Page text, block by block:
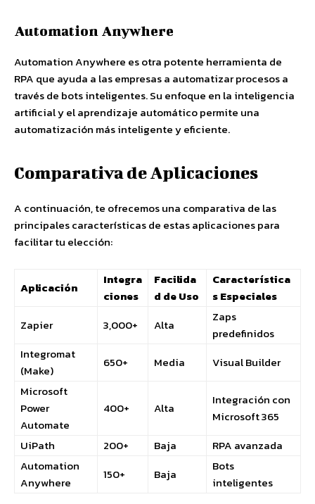
Automation Anywhere
Automation Anywhere es otra potente herramienta de
RPA que ayuda a las empresas a automatizar procesos a
través de bots inteligentes. Su enfoque en la inteligencia
artificial y el aprendizaje automático permite una
automatización más inteligente y eficiente.
Comparativa de Aplicaciones
A continuación, te ofrecemos una comparativa de las
principales características de estas aplicaciones para
facilitar tu elección:
Aplicación
Integra
ciones
Facilida
d de Uso
Característica
s Especiales
Zapier
3,000+ Alta
Zaps
predefinidos
Integromat
(Make)
650+ Media
Visual Builder
Microsoft
Power
Automate
400+ Alta
Integración con
Microsoft 365
UiPath
200+ Baja
RPA avanzada
Automation
Anywhere
150+ Baja
Bots
inteligentes